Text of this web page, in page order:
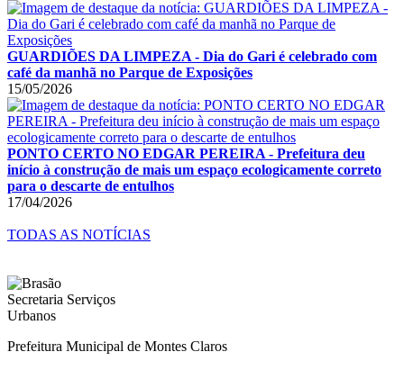
GUARDIÕES DA LIMPEZA - Dia do Gari é celebrado com
café da manhã no Parque de Exposições
15/05/2026
PONTO CERTO NO EDGAR PEREIRA - Prefeitura deu
início à construção de mais um espaço ecologicamente correto
para o descarte de entulhos
17/04/2026
TODAS AS NOTÍCIAS
Prefeitura Municipal de Montes Claros